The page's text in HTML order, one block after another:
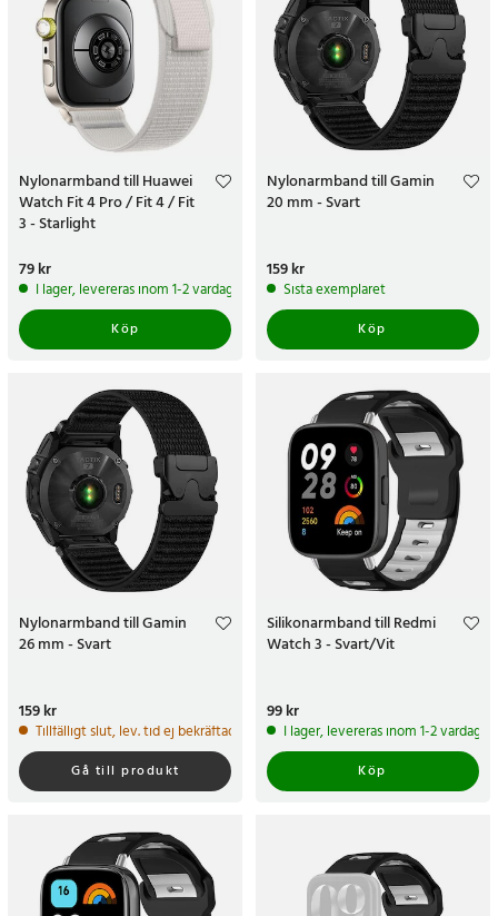
Nylonarmband till Huawei
Watch Fit 4 Pro / Fit 4 / Fit
3 - Starlight
Pris:
79 kr
I lager, levereras inom 1-2 vardagar
Köp
Nylonarmband till Gamin
20 mm - Svart
Pris:159 kr
159 kr
Sista exemplaret
Köp
Nylonarmband till Gamin
26 mm - Svart
Pris:159 kr
159 kr
Tillfälligt slut, lev. tid ej bekräftad.
Gå till produkt
Silikonarmband till Redmi
Watch 3 - Svart/Vit
Pris:
99 kr
I lager, levereras inom 1-2 vardagar
Köp